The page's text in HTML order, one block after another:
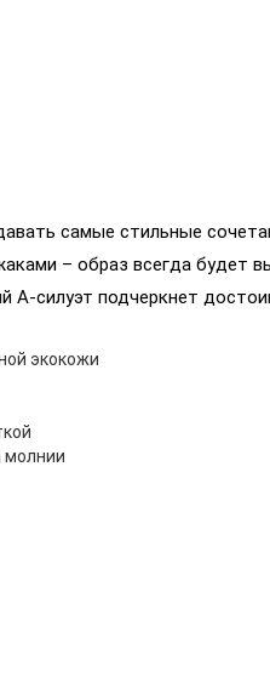
самые стильные
– образ всегда будет
А-силуэт подчеркнет
экокожи
молнии